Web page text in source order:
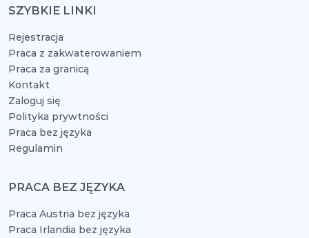
SZYBKIE LINKI
Rejestracja
Praca z zakwaterowaniem
Praca za granicą
Kontakt
Zaloguj się
Polityka prywtności
Praca bez języka
Regulamin
PRACA BEZ JĘZYKA
Praca Austria bez języka
Praca Irlandia bez języka